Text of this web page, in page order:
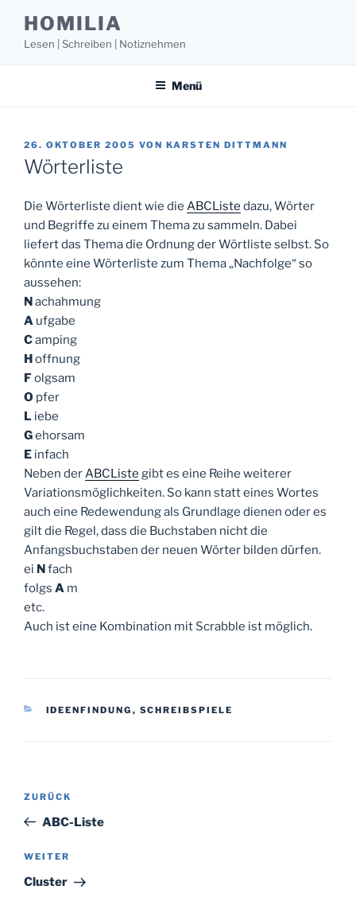
Inhalt
springen
HOMILIA
Lesen | Schreiben | Notiznehmen
Menü
VERÖFFENTLICHT
AM
26. OKTOBER 2005 VON KARSTEN DITTMANN
Wörterliste
Die Wörterliste dient wie die ABCListe dazu, Wörter
und Begriffe zu einem Thema zu sammeln. Dabei
liefert das Thema die Ordnung der Wörtliste selbst. So
könnte eine Wörterliste zum Thema „Nachfolge“ so
aussehen:
Nachahmung
A ufgabe
Camping
Hoffnung
Folgsam
O pfer
L iebe
Gehorsam
E infach
Neben derABCListe gibt es eine Reihe weiterer
Variationsmöglichkeiten. So kann statt eines Wortes
auch eine Redewendung als Grundlage dienen oder es
gilt die Regel, dass die Buchstaben nicht die
Anfangsbuchstaben der neuen Wörter bilden dürfen.
ei Nfach
folgs A m
etc.
Auch ist eine Kombination mit Scrabble ist möglich.
KATEGORIEN
IDEENFINDUNG , SCHREIBSPIELE
Beitragsnavigation
Vorheriger
Beitrag
ZURÜCK
ABC-Liste
Nächster
Beitrag
WEITER
Cluster